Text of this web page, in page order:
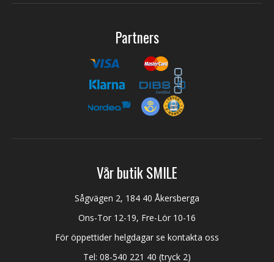
Partners
Vår butik SMILE
Sågvägen 2, 184 40 Åkersberga
Ons-Tor 12-19, Fre-Lör 10-16
För öppettider helgdagar se kontakta oss
Tel: 08-540 221 40 (tryck 2)